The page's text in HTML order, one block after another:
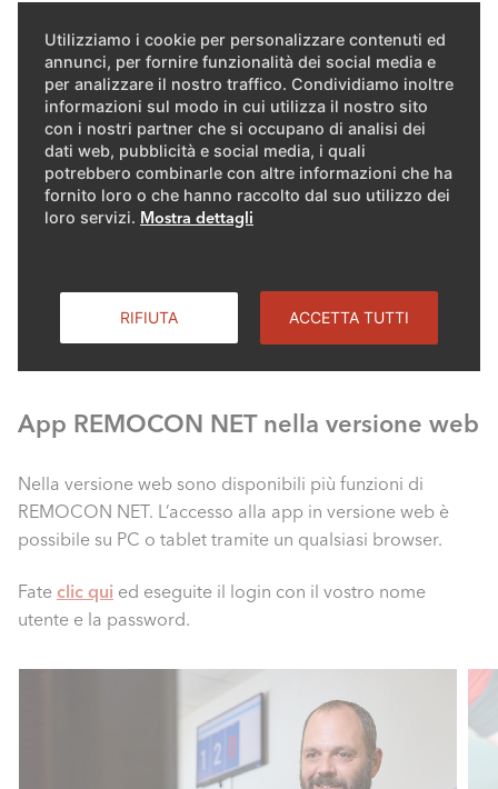
Utilizziamo i cookie per personalizzare contenuti ed
annunci, per fornire funzionalità dei social media e
per analizzare il nostro traffico. Condividiamo inoltre
informazioni sul modo in cui utilizza il nostro sito
con i nostri partner che si occupano di analisi dei
dati web, pubblicità e social media, i quali
potrebbero combinarle con altre informazioni che ha
fornito loro o che hanno raccolto dal suo utilizzo dei
loro servizi. Mostra dettagli
RIFIUTA ACCETTA TUTTI
Molte abitazioni secondarie vengono riscaldate anche
quando non c'è nessuno in casa. Per evitare questo
spreco di energia, REMOCON NET è la soluzione ideale.
Con la nostra app gestite infatti il riscaldamento a
distanza in funzione del fabbisogno.
ELCO è partner della campagnaMakeHeatSimple . Il
programma è stato lanciato dall'Ufficio federale
App REMOCON NET nella versione web
Nella versione web sono disponibili più funzioni di
REMOCON NET. L’accesso alla app in versione web è
possibile su PC o tablet tramite un qualsiasi browser.
Fate clic qui ed eseguite il login con il vostro nome
utente e la password.